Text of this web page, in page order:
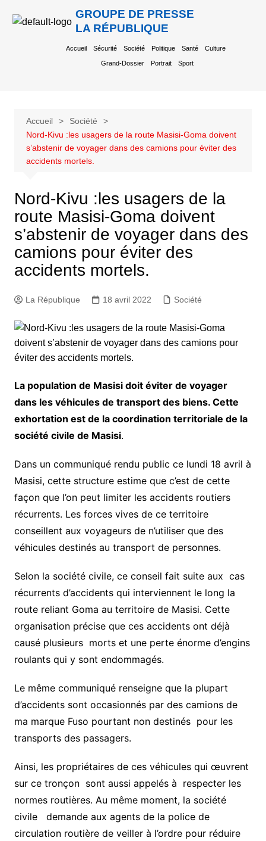
GROUPE DE PRESSE
LA RÉPUBLIQUE
Accueil Sécurité Société Politique Santé Culture
Grand-Dossier Portrait Sport
Accueil
Société
Nord-Kivu :les usagers de la route Masisi-Goma doivent
s’abstenir de voyager dans des camions pour éviter des
accidents mortels.
Nord-Kivu :les usagers de la
route Masisi-Goma doivent
s’abstenir de voyager dans des
camions pour éviter des
accidents mortels.
La République 18 avril 2022 Société
La population de Masisi doit éviter de voyager
dans les véhicules de transport des biens. Cette
exhortation est de la coordination territoriale de la
société civile de Masisi.
Dans un communiqué rendu public ce lundi 18 avril à
Masisi, cette structure estime que c’est de cette
façon que l’on peut limiter les accidents routiers
récurrents. Les forces vives de ce territoire
conseillent aux voyageurs de n’utiliser que des
véhicules destinés au transport de personnes.
Selon la société civile, ce conseil fait suite aux cas
récurrents d’accidents qui interviennent le long la
route reliant Goma au territoire de Masisi. Cette
organisation précise que ces accidents ont déjà
causé plusieurs morts et une perte énorme d’engins
roulants qui y sont endommagés.
Le même communiqué renseigne que la plupart
d’accidents sont occasionnés par des camions de
ma marque Fuso pourtant non destinés pour les
transports des passagers.
Ainsi, les propriétaires de ces véhicules qui œuvrent
sur ce tronçon sont aussi appelés à respecter les
normes routières. Au même moment, la société
civile demande aux agents de la police de
circulation routière de veiller à l’ordre pour réduire